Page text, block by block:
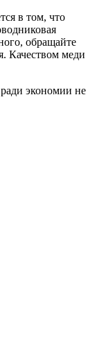
в том, что
обращайте
Качеством меди
экономии не